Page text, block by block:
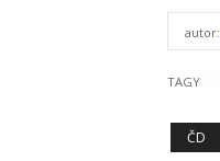
autor:
TAGY
ČD